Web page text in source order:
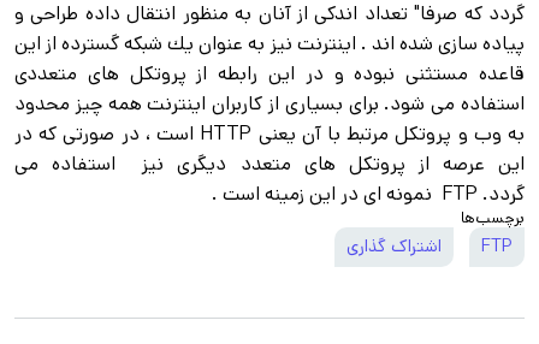
گردد كه صرفا" تعداد اندكی از آنان به منظور انتقال داده طراحی و
پياده سازی شده اند . اينترنت نيز به عنوان يك شبكه گسترده از اين
قاعده مستثنی نبوده و در اين رابطه از پروتكل های متعددی
استفاده می شود. برای بسياری از كاربران اينترنت همه چيز محدود
به وب و پروتكل مرتبط با آن يعنی HTTP است ، در صورتی كه در
اين عرصه از پروتكل های متعدد ديگری نيز استفاده می
گردد. FTP نمونه ای در اين زمينه است .
برچسب‌ها
FTP اشتراک گذاری